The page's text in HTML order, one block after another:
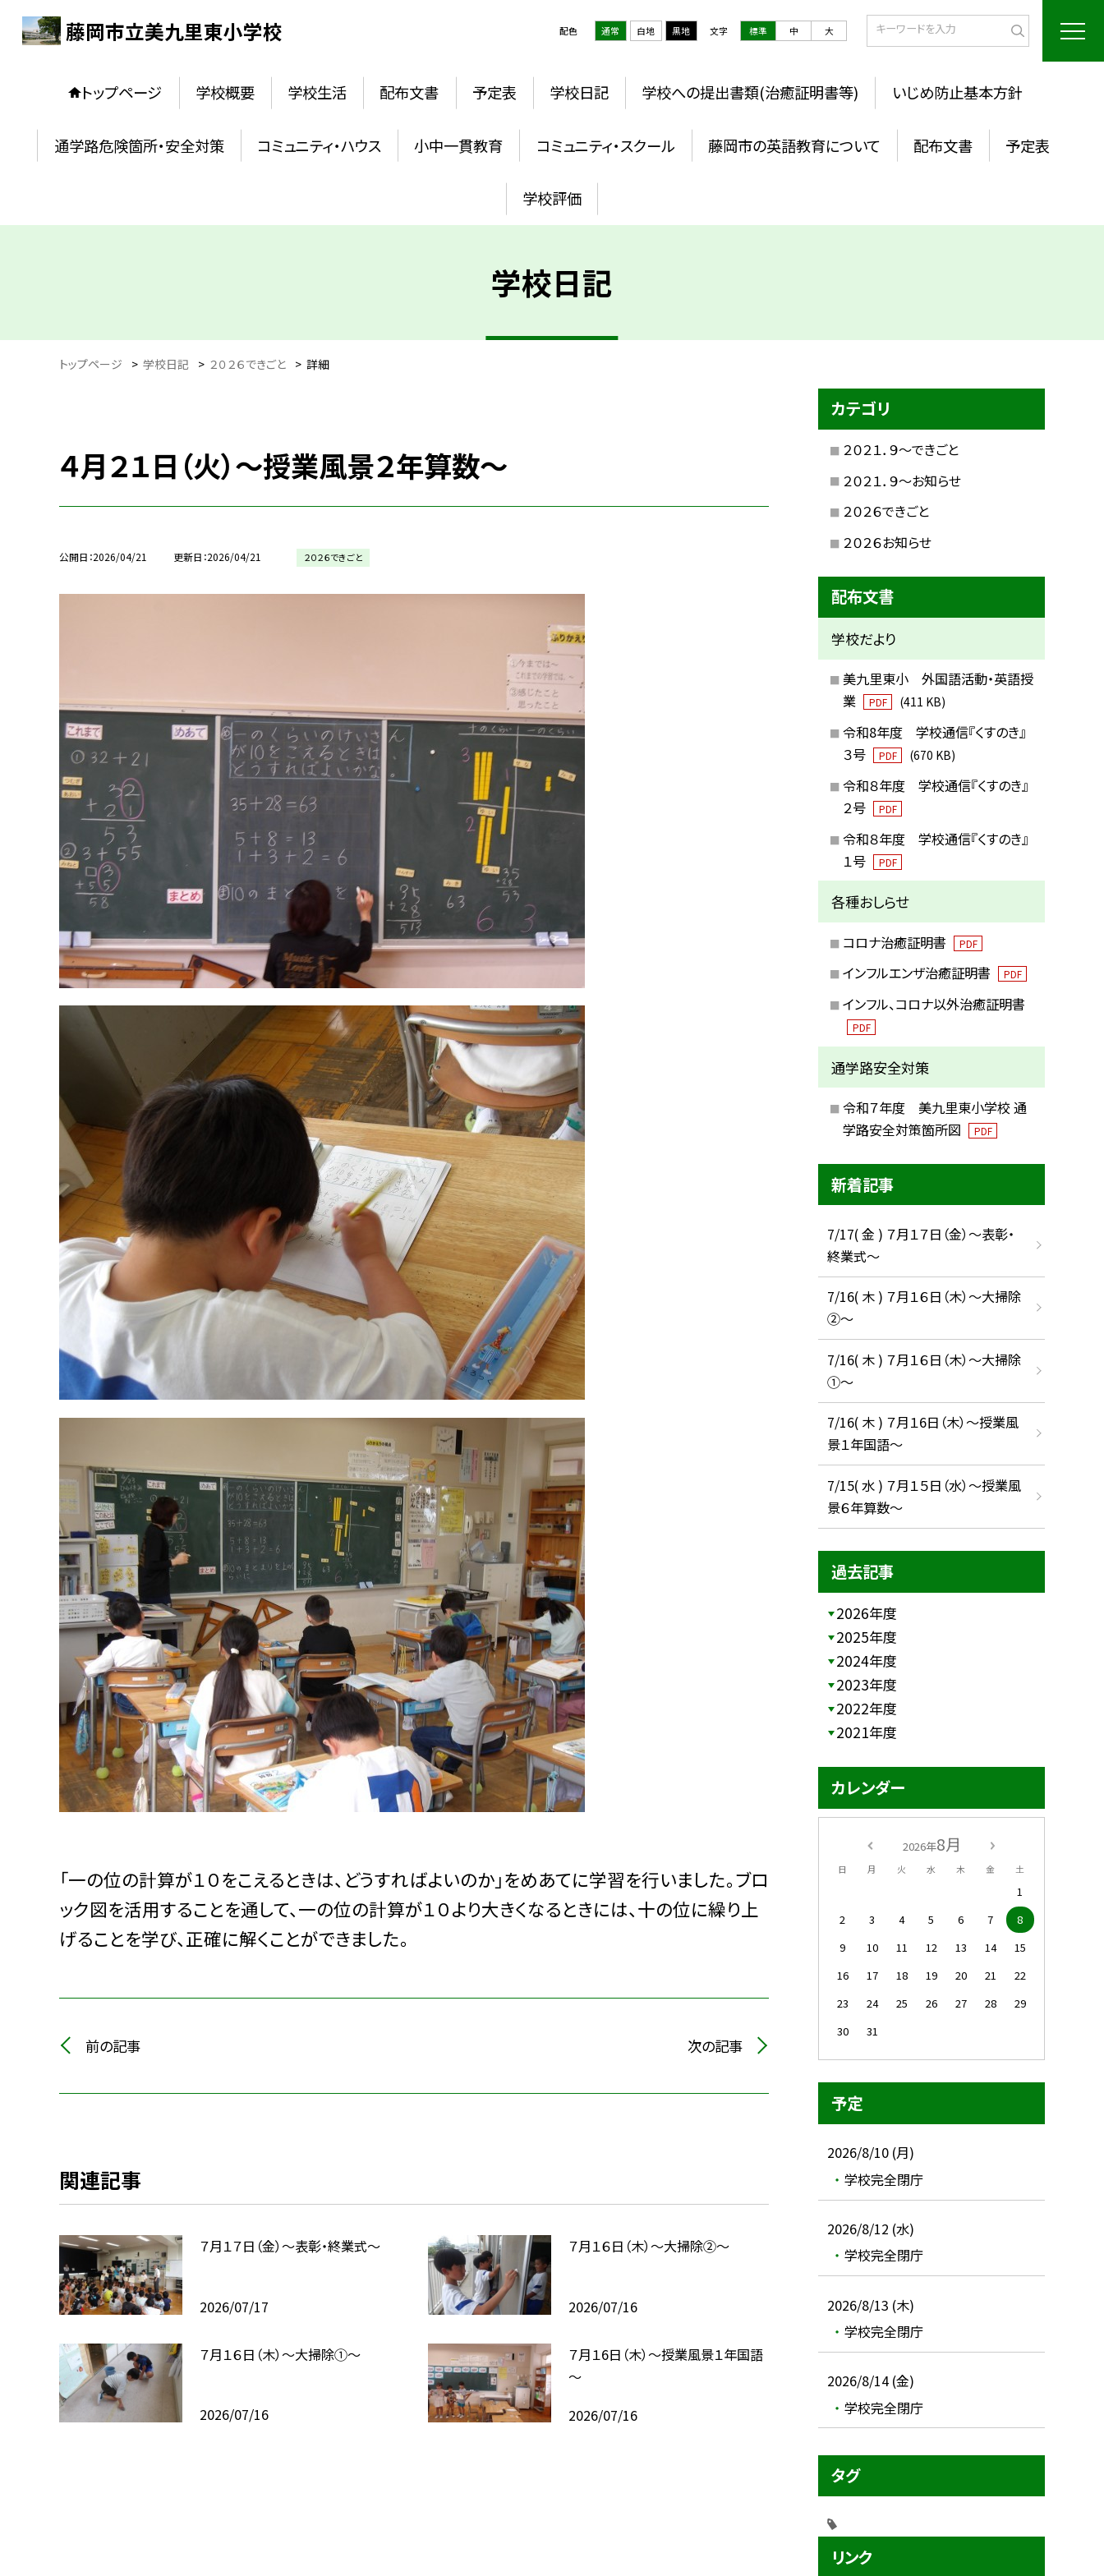
藤岡市立美九里東小学校 配色 通常 白地 黒地 文字 標準 中 大
トップページ 学校概要 学校生活 配布文書 予定表 学校日記 学校への提出書類(治癒証明書等) いじめ防止基本方針
通学路危険箇所・安全対策 コミュニティ・ハウス 小中一貫教育 コミュニティ・スクール 藤岡市の英語教育について 配布文書 予定表
学校評価
学校日記
トップページ > 学校日記 > ２０２６できごと > 詳細
４月２１日（火）～授業風景２年算数～
公開日 2026/04/21 更新日 2026/04/21 ２０２６できごと
「一の位の計算が１０をこえるときは、どうすればよいのか」をめあてに学習を行いました。ブロ
ック図を活用することを通して、一の位の計算が１０より大きくなるときには、十の位に繰り上
げることを学び、正確に解くことができました。
前の記事 次の記事
関連記事
７月１７日（金）～表彰・終業式～
2026/07/17
７月１６日（木）～大掃除②～
2026/07/16
７月１６日（木）～大掃除①～
2026/07/16
７月１6日（木）～授業風景１年国語
～
2026/07/16
カテゴリ
２０２１．９〜できごと
２０２１．９〜お知らせ
２０２６できごと
２０２６お知らせ
配布文書
学校だより
美九里東小 外国語活動・英語授
業
PDF (411 KB)
令和8年度 学校通信『くすのき』
３号
PDF (670 KB)
令和８年度 学校通信『くすのき』
２号
PDF
令和８年度 学校通信『くすのき』
１号
PDF
各種おしらせ
コロナ治癒証明書 PDF
インフルエンザ治癒証明書 PDF
インフル、コロナ以外治癒証明書
PDF
通学路安全対策
令和７年度 美九里東小学校 通
学路安全対策箇所図
PDF
新着記事
7/17( 金 ) ７月１７日（金）～表彰・
終業式～
7/16( 木 ) ７月１６日（木）～大掃除
②～
7/16( 木 ) ７月１６日（木）～大掃除
①～
7/16( 木 ) ７月１6日（木）～授業風
景１年国語～
7/15( 水 ) ７月１５日（水）～授業風
景６年算数～
過去記事
2026年度
2025年度
2024年度
2023年度
2022年度
2021年度
カレンダー
2026年8月
日 月 火 水 木 金 土
1
2
3 4 5 6 7
8
9
10 11 12 13 14
15
16
17 18 19 20 21
22
23
24 25 26 27 28
29
30
31
予定
2026/8/10 (月)
学校完全閉庁
2026/8/12 (水)
学校完全閉庁
2026/8/13 (木)
学校完全閉庁
2026/8/14 (金)
学校完全閉庁
タグ
リンク